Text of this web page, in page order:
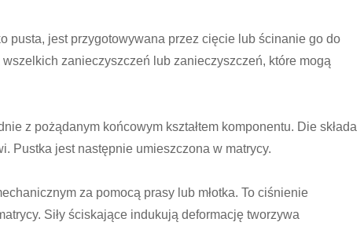
pusta, jest przygotowywana przez cięcie lub ścinanie go do
zanieczyszczeń lub zanieczyszczeń, które mogą
z pożądanym końcowym kształtem komponentu. Die składa
Pustka jest następnie umieszczona w matrycy.
za pomocą prasy lub młotka. To ciśnienie
Siły ściskające indukują deformację tworzywa